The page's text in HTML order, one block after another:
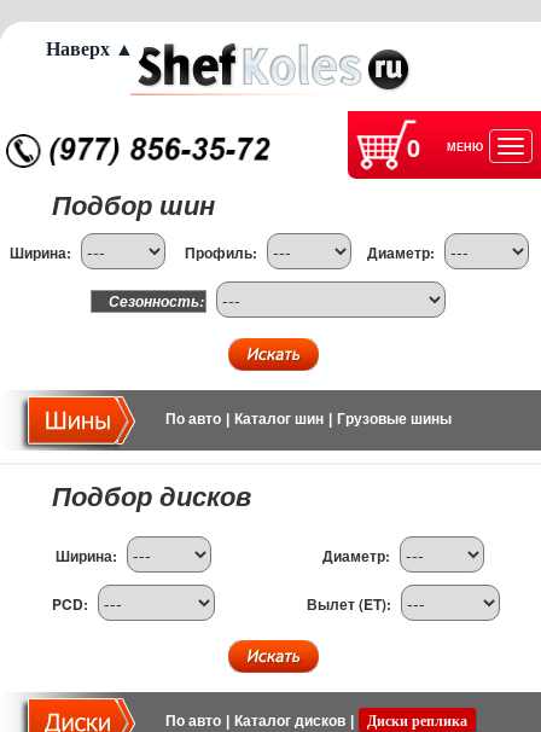
0 МЕНЮ
Подбор шин
Ширина: Профиль: Диаметр:
Сезонность:
По авто Каталог шин Грузовые шины
Подбор дисков
Ширина: Диаметр:
PCD: Вылет (ET):
По авто Каталог дисков Диски реплика
Наверх ▲